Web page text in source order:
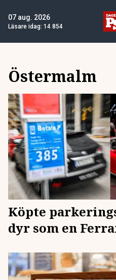
07 aug. 2026
Läsare idag: 14 854
Östermalm
Köpte
dyr som en